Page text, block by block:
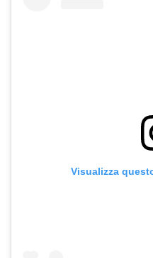
Visualizza